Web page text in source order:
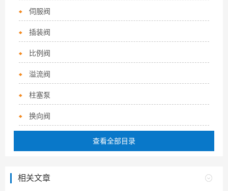
伺服阀
插装阀
比例阀
溢流阀
柱塞泵
换向阀
查看全部目录
相关文章